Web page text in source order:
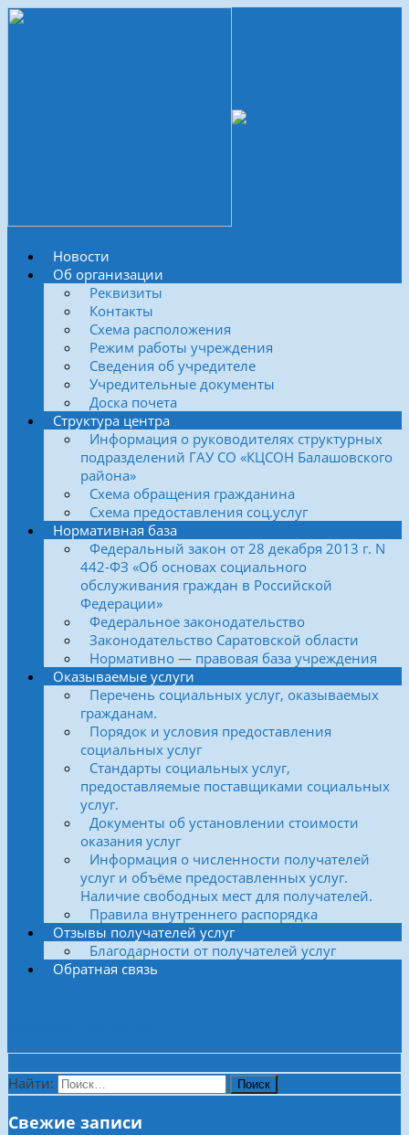
Новости
Об организации
Реквизиты
Контакты
Схема расположения
Режим работы учреждения
Сведения об учредителе
Учредительные документы
Доска почета
Структура центра
Информация о руководителях структурных
подразделений ГАУ СО «КЦСОН Балашовского
района»
Схема обращения гражданина
Схема предоставления соц.услуг
Нормативная база
Федеральный закон от 28 декабря 2013 г. N
442-ФЗ «Об основах социального
обслуживания граждан в Российской
Федерации»
Федеральное законодательство
Законодательство Саратовской области
Нормативно — правовая база учреждения
Оказываемые услуги
Перечень социальных услуг, оказываемых
гражданам.
Порядок и условия предоставления
социальных услуг
Стандарты социальных услуг,
предоставляемые поставщиками социальных
услуг.
Документы об установлении стоимости
оказания услуг
Информация о численности получателей
услуг и объёме предоставленных услуг.
Наличие свободных мест для получателей.
Правила внутреннего распорядка
Отзывы получателей услуг
Благодарности от получателей услуг
Обратная связь
Найти:
Свежие записи